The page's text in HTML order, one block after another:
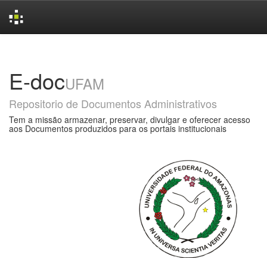
E-docUFAM
Repositorio de Documentos Administrativos
Tem a missão armazenar, preservar, divulgar e oferecer acesso
aos Documentos produzidos para os portais institucionais